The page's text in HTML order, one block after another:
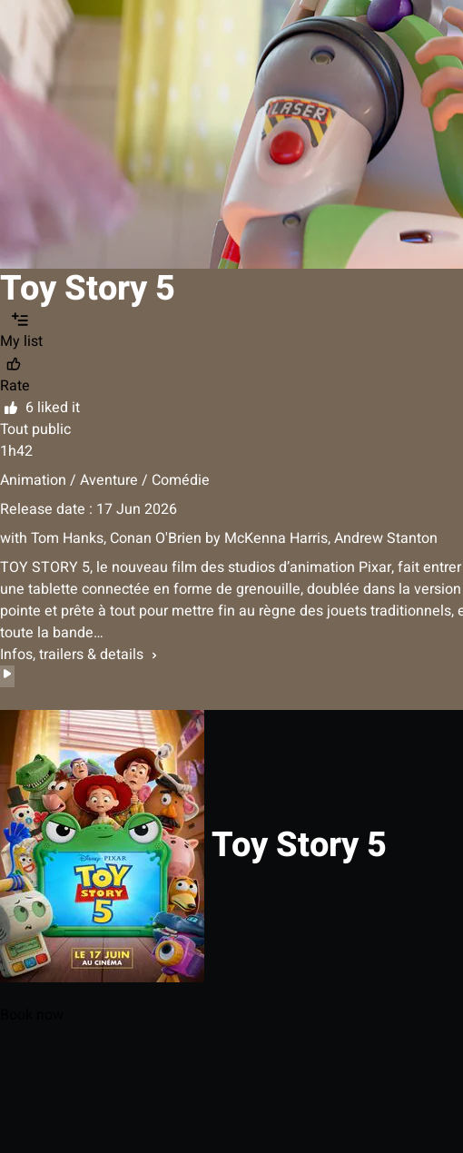
Toy Story 5
My list
Rate
6 liked it
Tout public
1h42
Animation / Aventure / Comédie
Release date : 17 Jun 2026
with Tom Hanks, Conan O'Brien by McKenna Harris, Andrew Stanton
TOY STORY 5, le nouveau film des studios d’animation Pixar, fait
une tablette connectée en forme de grenouille, doublée dans la
pointe et prête à tout pour mettre fin au règne des jouets
toute la bande…
Infos, trailers & details
Toy Story 5